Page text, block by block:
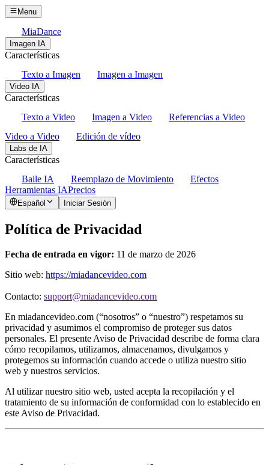
Menu
MiaDance
Imagen IA
Características
Texto a Imagen
Imagen a Imagen
Video IA
Características
Texto a Video
Imagen a Video
Referencias a Video
Video a Video
Edición de vídeo
Labs de IA
Características
Baile IA
Reemplazo de Movimiento
Efectos
Herramientas IAPrecios
Español Iniciar Sesión
Política de Privacidad
Fecha de entrada en vigor: 11 de marzo de 2026
Sitio web: https://miadancevideo.com
Contacto: support@miadancevideo.com
En miadancevideo.com (“nosotros” o “nuestro”) respetamos su
privacidad y asumimos el compromiso de proteger sus datos
personales. El presente Aviso de Privacidad describe de forma clara
cómo recopilamos, utilizamos, almacenamos, divulgamos y
protegemos su información cuando accede o utiliza nuestro sitio
web y nuestros servicios.
Al utilizar nuestro sitio web, usted acepta la recopilación y el
tratamiento de su información de conformidad con lo establecido en
este Aviso de Privacidad.